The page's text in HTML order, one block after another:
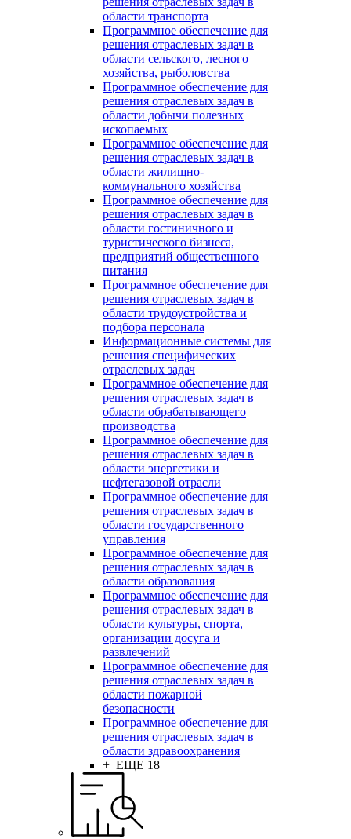
области транспорта
Программное обеспечение для
решения отраслевых задач в
области сельского, лесного
хозяйства, рыболовства
Программное обеспечение для
решения отраслевых задач в
области добычи полезных
ископаемых
Программное обеспечение для
решения отраслевых задач в
области жилищно-
коммунального хозяйства
Программное обеспечение для
решения отраслевых задач в
области гостиничного и
туристического бизнеса,
предприятий общественного
питания
Программное обеспечение для
решения отраслевых задач в
области трудоустройства и
подбора персонала
Информационные системы для
решения специфических
отраслевых задач
Программное обеспечение для
решения отраслевых задач в
области обрабатывающего
производства
Программное обеспечение для
решения отраслевых задач в
области энергетики и
нефтегазовой отрасли
Программное обеспечение для
решения отраслевых задач в
области государственного
управления
Программное обеспечение для
решения отраслевых задач в
области образования
Программное обеспечение для
решения отраслевых задач в
области культуры, спорта,
организации досуга и
развлечений
Программное обеспечение для
решения отраслевых задач в
области пожарной
безопасности
Программное обеспечение для
решения отраслевых задач в
области здравоохранения
+ ЕЩЕ 18